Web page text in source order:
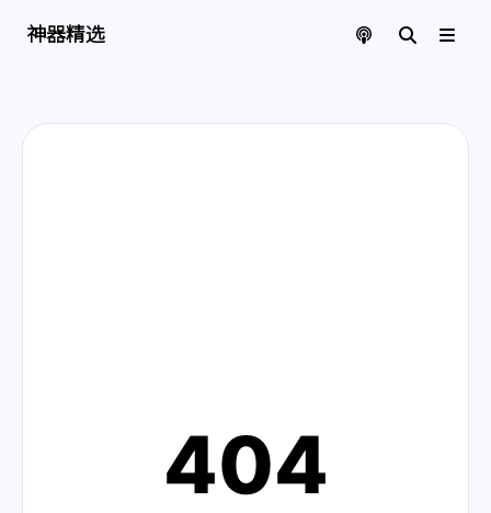
神器精选
404